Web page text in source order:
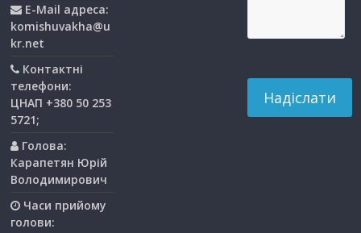
E-Mail адреса:
komishuvakha@u
kr.net
Контактні
телефони:
ЦНАП +380 50 253
5721;
Голова:
Карапетян Юрій
Володимирович
Часи прийому
голови: